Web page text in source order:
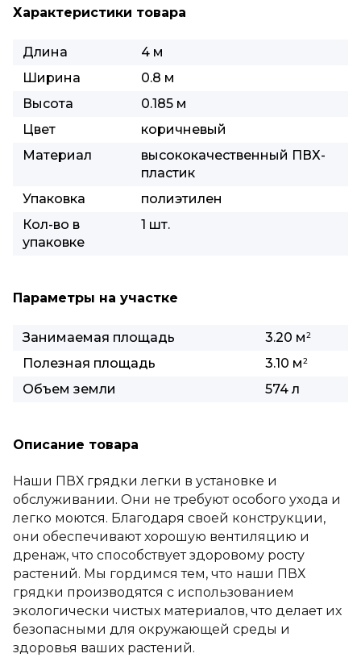
Характеристики товара
Длина
4 м
Ширина
0.8 м
Высота
0.185 м
Цвет
коричневый
Материал
высококачественный ПВХ-
пластик
Упаковка
полиэтилен
Кол-во в
упаковке
1 шт.
Параметры на участке
Занимаемая площадь 3.20 м2
Полезная площадь 3.10 м2
Объем земли 574 л
Описание товара
Наши ПВХ грядки легки в установке и
обслуживании. Они не требуют особого ухода и
легко моются. Благодаря своей конструкции,
они обеспечивают хорошую вентиляцию и
дренаж, что способствует здоровому росту
растений. Мы гордимся тем, что наши ПВХ
грядки производятся с использованием
экологически чистых материалов, что делает их
безопасными для окружающей среды и
здоровья ваших растений.